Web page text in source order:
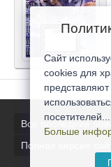
Все последние
Полная версия
Сайт
cookies для
посетителей...
Больше